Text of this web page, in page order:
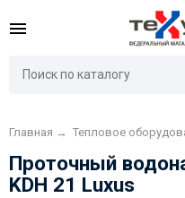
Главная → Тепловое
Проточный
KDH 21 Luxus